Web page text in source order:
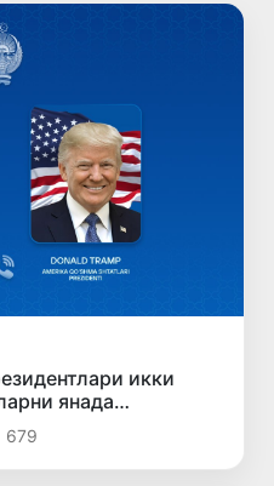
икки
янада
муҳокама
679